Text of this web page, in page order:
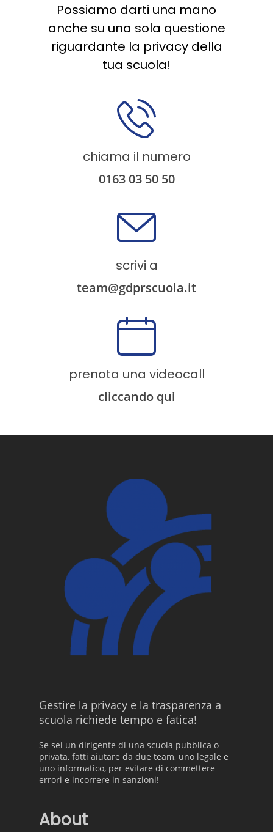
Possiamo darti una mano
anche su una sola questione
riguardante la privacy della
tua scuola!
chiama il numero
0163 03 50 50
scrivi a
team@gdprscuola.it
prenota una videocall
cliccando qui
Gestire la privacy e la trasparenza a
scuola richiede tempo e fatica!
Se sei un dirigente di una scuola pubblica o
privata, fatti aiutare da due team, uno legale e
uno informatico, per evitare di commettere
errori e incorrere in sanzioni!
About